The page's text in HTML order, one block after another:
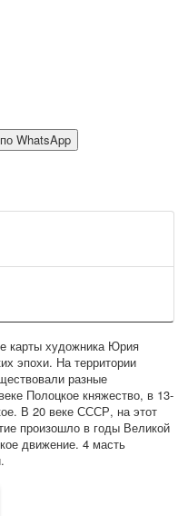
WhatsApp
карты художника Юрия
эпохи. На территории
разные
Полоцкое княжество, в 13-
В 20 веке СССР, на этот
произошло в годы Великой
движение. 4 масть